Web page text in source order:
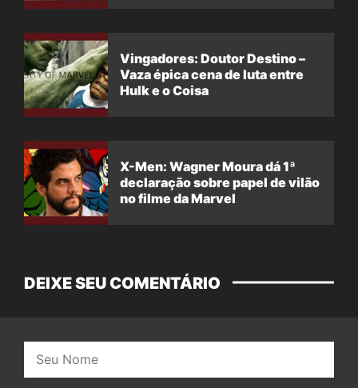
Vingadores: Doutor Destino –
Vaza épica cena de luta entre
Hulk e o Coisa
X-Men: Wagner Moura dá 1ª
declaração sobre papel de vilão
no filme da Marvel
DEIXE SEU COMENTÁRIO